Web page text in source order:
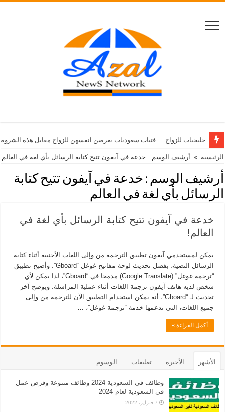
خليجيات للزواج … فتيات سعوديات يعرضن انفسهن للزواج مقابل هذه
الرئيسية » أرشيف الوسم : خدعة في آيفون تتيح كتابة الرسائل بأي لغة في العالم
أرشيف الوسم : خدعة في آيفون تتيح كتابة
الرسائل بأي لغة في العالم
خدعة في آيفون تتيح كتابة الرسائل بأي لغة في
العالم!
يمكن لمستخدمي آيفون تطبيق الترجمة من وإلى اللغات الأجنبية أثناء كتابة
الرسائل النصية، بفضل تحديث لوحة مفاتيح غوغل “Gboard”. وأصبح تطبيق
“ترجمة غوغل” (Google Translate) مدمجا في “Gboard”، لذا يمكن لأي
شخص لديه هاتف آيفون ترجمة اللغات أثناء عملية المراسلة. ويوضح آخر
تحديث لـ “Gboard”، أنه يمكن استخدام التطبيق الآن للترجمة من وإلى
جميع اللغات، التي تدعمها خدمة “ترجمة غوغل”، …
أكمل القراءة »
الأشهر الأخيرة تعليقات الوسوم
وظائف في السعودية 2024 وظائف متنوعة وفرص عمل
في السعودية لعام 2024
7 فبراير، 2022